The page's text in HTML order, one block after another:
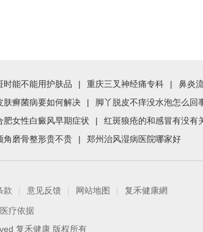
时能不能用护肤品 | 重庆三叉神经痛专科 | 鼻炎
肤癣菌病要如何解决 | 脚丫脱皮不痒没水泡怎么回
肥女性白癜风早期症状 | 红斑狼疮的和感冒有没有
角磨骨整形贵不贵 | 郑州治风湿病医院哪家好
款 意见反馈 网站地图 复禾健康網
疗依据
复禾健康 版权所有